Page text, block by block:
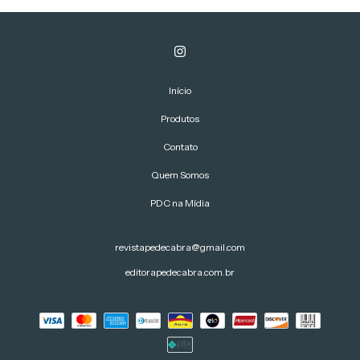
Início
Produtos
Contato
Quem Somos
PDC na Mídia
revistapedecabra@gmail.com
editorapedecabra.com.br